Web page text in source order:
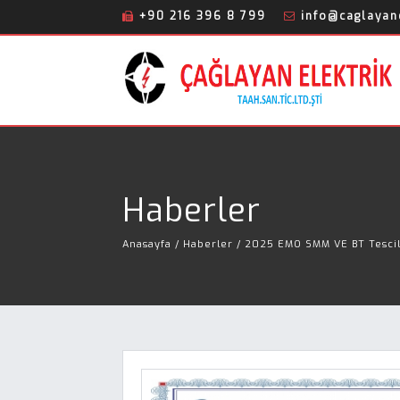
+90 216 396 8 799
Haberler
Anasayfa / Haberler / 2025 EMO SMM VE BT